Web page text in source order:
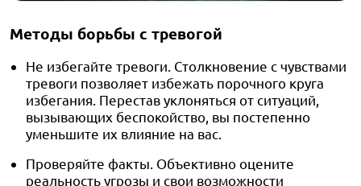
Методы борьбы с тревогой
Не избегайте тревоги. Столкновение с чувствами
тревоги позволяет избежать порочного круга
избегания. Перестав уклоняться от ситуаций,
вызывающих беспокойство, вы постепенно
уменьшите их влияние на вас.
Проверяйте факты. Объективно оцените
реальность угрозы и свои возможности